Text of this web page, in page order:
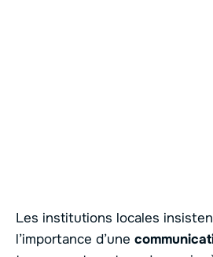
Les institutions locales
l’importance d’une